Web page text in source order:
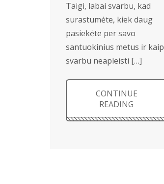
Taigi, labai svarbu, kad
surastumėte, kiek daug
pasiekėte per savo
santuokinius metus ir kaip
svarbu neapleisti […]
CONTINUE
READING